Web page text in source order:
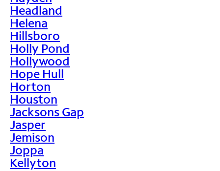
Headland
Helena
Hillsboro
Holly Pond
Hollywood
Hope Hull
Horton
Houston
Jacksons Gap
Jasper
Jemison
Joppa
Kellyton